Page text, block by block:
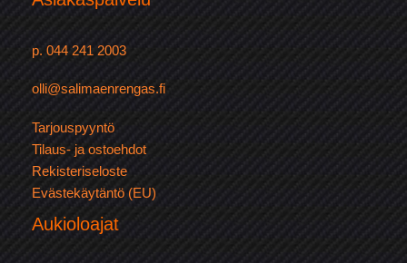
p. 044 241 2003
olli@salimaenrengas.fi
Tarjouspyyntö
Tilaus- ja ostoehdot
Rekisteriseloste
Evästekäytäntö (EU)
Aukioloajat